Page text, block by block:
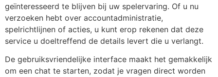
geïnteresseerd te blijven bij uw spelervaring. Of u nu
verzoeken hebt over accountadministratie,
spelrichtlijnen of acties, u kunt erop rekenen dat deze
service u doeltreffend de details levert die u verlangt.
De gebruiksvriendelijke interface maakt het gemakkelijk
om een chat te starten, zodat je vragen direct worden